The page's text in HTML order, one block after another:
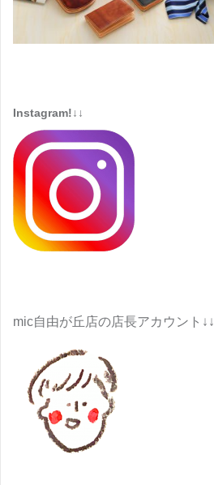
Instagram!↓↓
mic自由が丘店の店長アカウント↓↓